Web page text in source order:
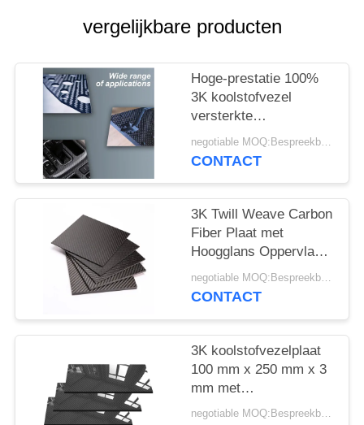
vergelijkbare producten
Hoge-prestatie 100%
3K koolstofvezel
versterkte
polymeerplaat -
Lichtgewicht CFRP-
negotiable MOQ:Bespreekbaar
CONTACT
3K Twill Weave Carbon
Fiber Plaat met
Hoogglans Oppervlak
en 3200Mpa
Treksterkte voor
negotiable MOQ:Bespreekbaar
CONTACT
3K koolstofvezelplaat
100 mm x 250 mm x 3
mm met
hoogglanzende
negotiable MOQ:Bespreekbaar